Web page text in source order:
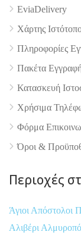
EviaDelivery
Χάρτης
Πληροφορίες
Πακέτα
Κατασκευή
Χρήσιμα
Φόρμα
Όροι &
Περιοχές
Άγιοι Απόστολοι
Αλιβέρι